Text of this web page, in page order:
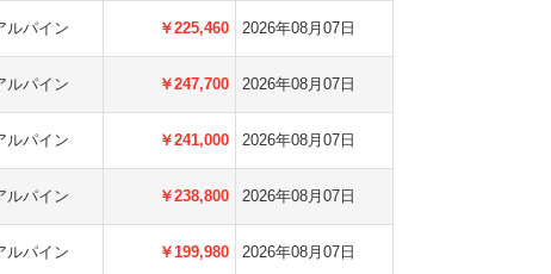
ルパイン ￥225,460 2026年08月07日
ルパイン ￥247,700 2026年08月07日
ルパイン ￥241,000 2026年08月07日
ルパイン ￥238,800 2026年08月07日
ルパイン ￥199,980 2026年08月07日